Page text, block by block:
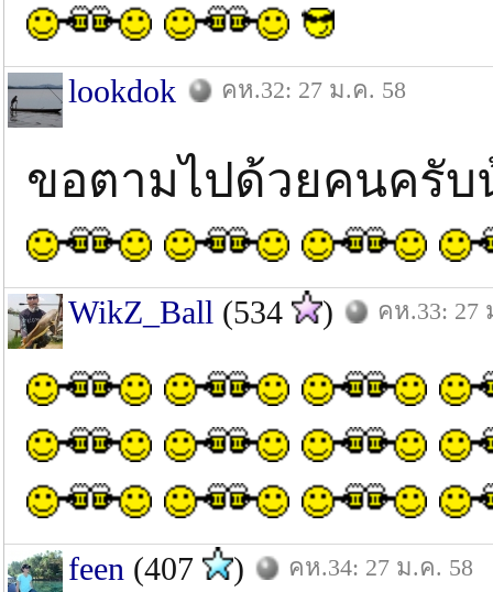
lookdok คห.32: 27 ม.ค. 58
ขอตามไปด้วยคนครั
WikZ_Ball (534 ) คห.33: 27
feen (407 ) คห.34: 27 ม.ค. 58